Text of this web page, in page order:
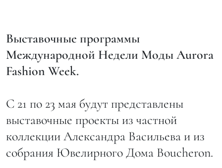
Выставочные программы
Международной Недели Моды Aurora
Fashion Week.
C 21 по 23 мая будут представлены
выставочные проекты из частной
коллекции Александра Васильева и из
собрания Ювелирного Дома Bouchеron.